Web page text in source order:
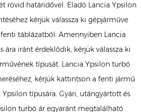
rövid határidővel. Eladó Lancia Ypsilon
kérjük válassza ki gépjárműve
táblázatból. Amennyiben Lancia
ára iránt érdeklődik, kérjük válassza ki
típusát. Lancia Ypsilon turbó
kérjük kattintson a fenti jármű
típusára. Gyári, utángyártott és
turbó ár egyaránt megtalálható